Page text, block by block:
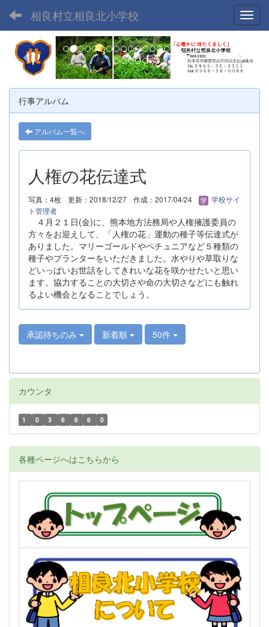
相良村立相良北小学校
p
r
e
v
i
o
u
e
x
t
行事アルバム
アルバム一覧へ
人権の花伝達式
写真：4枚 更新：2018/12/27 作成：2017/04/24
学校サイ
ト管理者
４月２１日(金)に、熊本地方法務局や人権擁護委員の
方々をお迎えして、「人権の花」運動の種子等伝達式が
ありました。マリーゴールドやペチュニアなど５種類の
種子やプランターをいただきました。水やりや草取りな
どいっぱいお世話をしてきれいな花を咲かせたいと思い
ます。協力することの大切さや命の大切さなどにも触れ
るよい機会となることでしょう。
承認待ちのみ 新着順 50件
カウンタ
1 0 3 6 6 6 0
各種ページへはこちらから